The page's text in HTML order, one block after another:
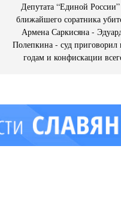
Депутата “Единой
ближайшего соратника
Армена Саркисяна -
Полепкина - суд приговорил
годам и конфискации